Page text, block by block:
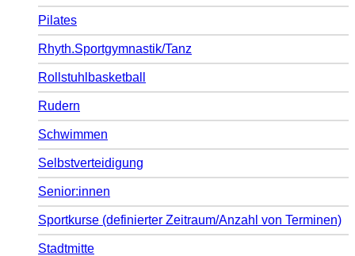
Pilates
Rhyth.Sportgymnastik/Tanz
Rollstuhlbasketball
Rudern
Schwimmen
Selbstverteidigung
Senior:innen
Sportkurse (definierter Zeitraum/Anzahl von Terminen)
Stadtmitte